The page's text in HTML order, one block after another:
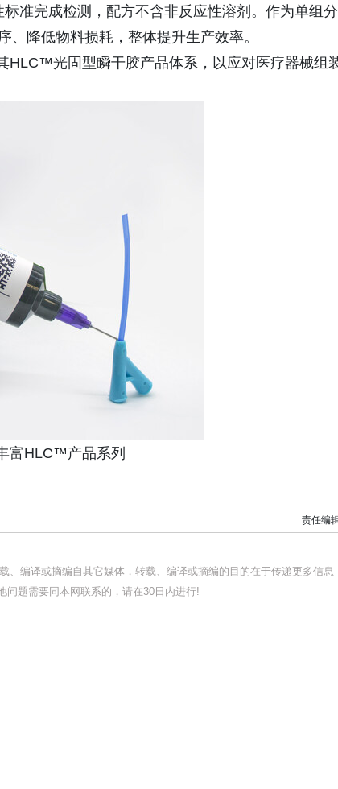
准完成检测，配方不含非反应性溶剂。作为单组
降低物料损耗，整体提升生产效率。
HLC™光固型瞬干胶产品体系，以应对医疗器械组
富HLC™产品系列
责任编
、编译或摘编自其它媒体，转载、编译或摘编的目的在于传递更多信息
问题需要同本网联系的，请在30日内进行!